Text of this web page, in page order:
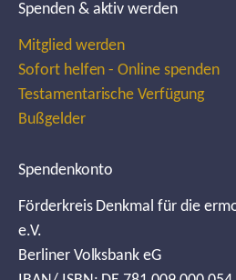
Spenden & aktiv werden
Mitglied werden
Sofort helfen - Online spenden
Testamentarische Verfügung
Bußgelder
Spendenkonto
Förderkreis Denkmal für die
e.V.
Berliner Volksbank eG